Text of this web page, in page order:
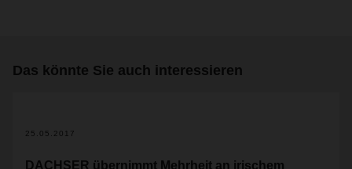
Das könnte Sie auch interessieren
25.05.2017
DACHSER übernimmt Mehrheit an irischem